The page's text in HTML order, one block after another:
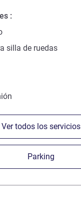
silla de ruedas
Ver todos los servicios
Parking